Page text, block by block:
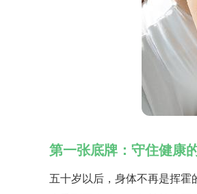
第一张底牌：守住健康
五十岁以后，身体不再是挥